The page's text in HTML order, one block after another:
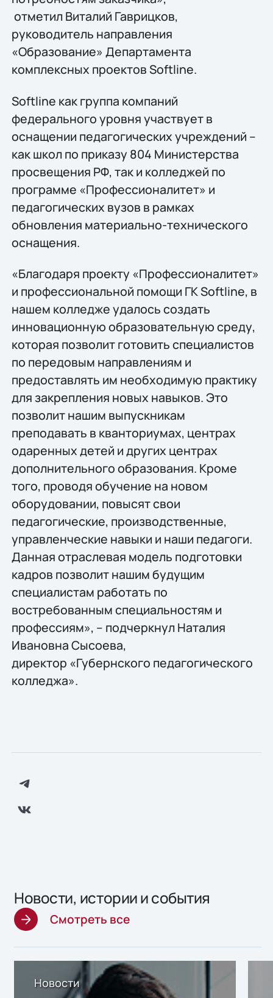
отметил Виталий Гаврицков,
руководитель направления
«Образование» Департамента
комплексных проектов Softline.
Softline как группа компаний
федерального уровня участвует в
оснащении педагогических учреждений –
как школ по приказу 804 Министерства
просвещения РФ, так и колледжей по
программе «Профессионалитет» и
педагогических вузов в рамках
обновления материально-технического
оснащения.
«Благодаря проекту «Профессионалитет»
и профессиональной помощи ГК Softline, в
нашем колледже удалось создать
инновационную образовательную среду,
которая позволит готовить специалистов
по передовым направлениям и
предоставлять им необходимую практику
для закрепления новых навыков. Это
позволит нашим выпускникам
преподавать в кванториумах, центрах
одаренных детей и других центрах
дополнительного образования. Кроме
того, проводя обучение на новом
оборудовании, повысят свои
педагогические, производственные,
управленческие навыки и наши педагоги.
Данная отраслевая модель подготовки
кадров позволит нашим будущим
специалистам работать по
востребованным специальностям и
профессиям», – подчеркнул Наталия
Ивановна Сысоева,
директор «Губернского педагогического
колледжа».
Новости, истории и события
Смотреть все
Новости